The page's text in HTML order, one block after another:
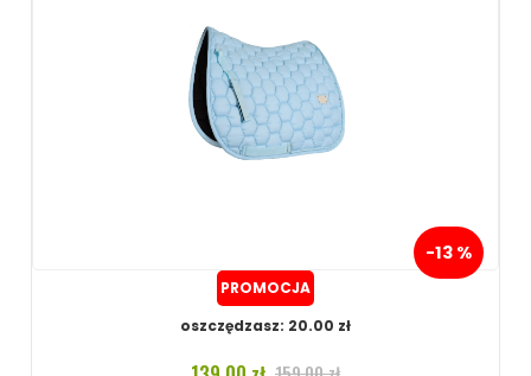
PROMOCJA
-13 %
oszczędzasz: 20.00 zł